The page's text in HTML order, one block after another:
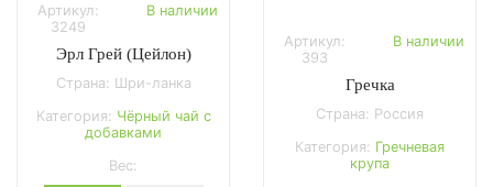
Артикул:
3249
В наличии
Эрл Грей (Цейлон)
Страна: Шри-ланка
Категория: Чёрный чай с
добавками
Вес:
Артикул:
393
В наличии
Гречка
Страна: Россия
Категория: Гречневая
крупа